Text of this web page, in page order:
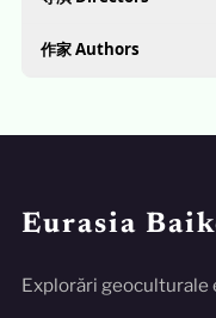
作家 Authors
Eurasia
Explorări geoculturale